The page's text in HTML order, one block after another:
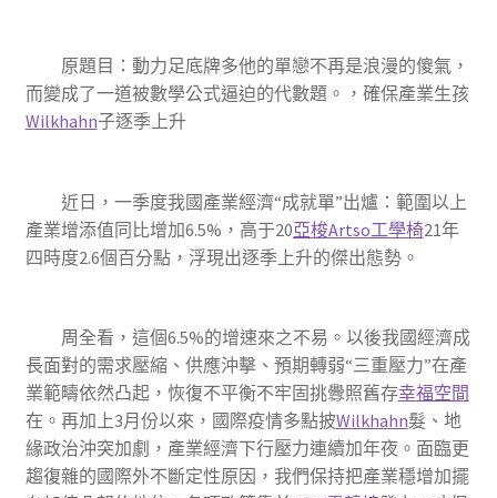
原題目：動力足底牌多他的單戀不再是浪漫的傻氣，
而變成了一道被數學公式逼迫的代數題。，確保產業生孩
Wilkhahn子逐季上升
近日，一季度我國產業經濟“成就單”出爐：範圍以上
產業增添值同比增加6.5%，高于20亞梭Artso工學椅21年
四時度2.6個百分點，浮現出逐季上升的傑出態勢。
周全看，這個6.5%的增速來之不易。以後我國經濟成
長面對的需求壓縮、供應沖擊、預期轉弱“三重壓力”在產
業範疇依然凸起，恢復不平衡不牢固挑釁照舊存幸福空間
在。再加上3月份以來，國際疫情多點披Wilkhahn髮、地
緣政治沖突加劇，產業經濟下行壓力連續加年夜。面臨更
趨復雜的國際外不斷定性原因，我們保持把產業穩增加擺